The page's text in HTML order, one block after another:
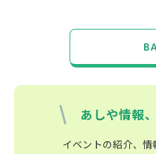
あしや情報
イベントの紹介、情